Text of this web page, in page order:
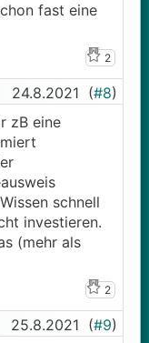
fast eine
2
24.8.2021 (#8)
zB eine
schnell
investieren.
(mehr als
2
25.8.2021 (#9)